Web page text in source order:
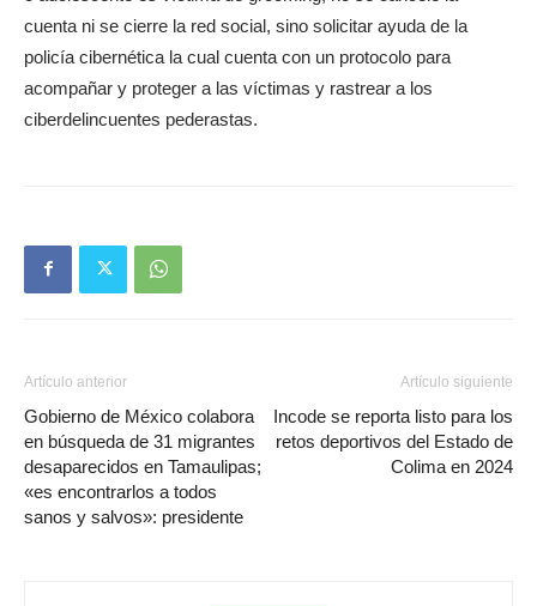
cuenta ni se cierre la red social, sino solicitar ayuda de la
policía cibernética la cual cuenta con un protocolo para
acompañar y proteger a las víctimas y rastrear a los
ciberdelincuentes pederastas.
Artículo anterior
Gobierno de México colabora
en búsqueda de 31 migrantes
desaparecidos en Tamaulipas;
«es encontrarlos a todos
sanos y salvos»: presidente
Artículo siguiente
Incode se reporta listo para los
retos deportivos del Estado de
Colima en 2024